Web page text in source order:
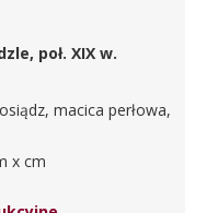
poł. XIX w.
macica perłowa,
x cm